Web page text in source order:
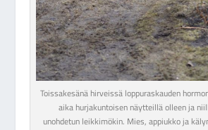
Toissakesänä hirveissä loppuraskauden
aika hurjakuntoisen näytteillä olleen ja
unohdetun leikkimökin. Mies, appiukko ja